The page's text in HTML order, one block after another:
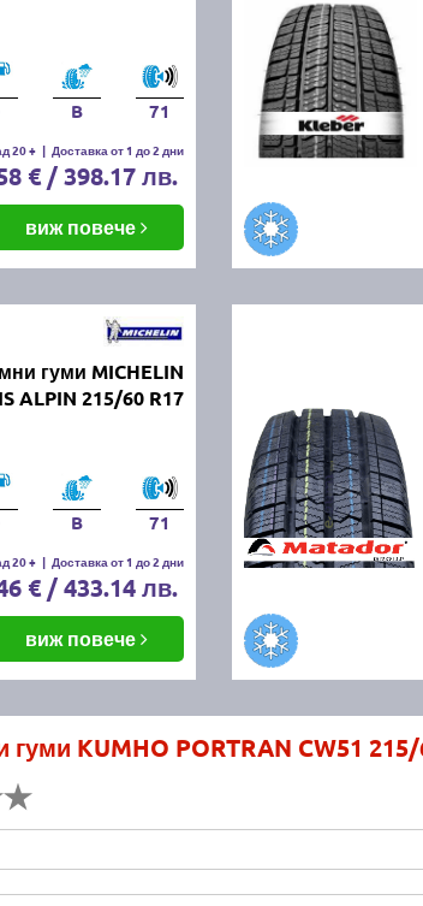
B 71
20 + | Доставка от 1 до 2 дни
€ / 398.17 лв.
виж повече
гуми MICHELIN
ALPIN 215/60 R17
B 71
20 + | Доставка от 1 до 2 дни
€ / 433.14 лв.
виж повече
гуми KUMHO PORTRAN CW51 215/